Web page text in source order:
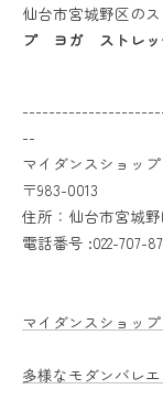
仙台市宮城野区の
プ ヨガ ストレッ
--
マイダンスショッ
〒983-0013
住所：仙台市宮城野
電話番号 :022-707-
マイダンスショッ
多様なモダンバレ